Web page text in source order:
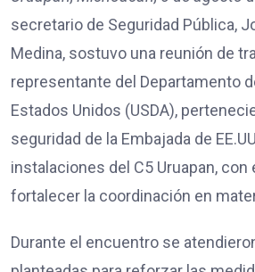
secretario de Seguridad Pública,
Medina, sostuvo una reunión de
representante del Departamento
Estados Unidos (USDA),
seguridad de la Embajada de
instalaciones del C5 Uruapan, con
fortalecer la coordinación en
Durante el encuentro se